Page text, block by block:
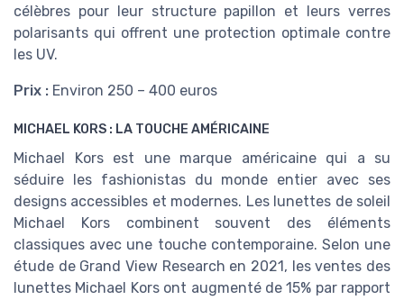
célèbres pour leur structure papillon et leurs verres
polarisants qui offrent une protection optimale contre
les UV.
Prix : Environ 250 – 400 euros
MICHAEL KORS : LA TOUCHE AMÉRICAINE
Michael Kors est une marque américaine qui a su
séduire les fashionistas du monde entier avec ses
designs accessibles et modernes. Les lunettes de soleil
Michael Kors combinent souvent des éléments
classiques avec une touche contemporaine. Selon une
étude de Grand View Research en 2021, les ventes des
lunettes Michael Kors ont augmenté de 15% par rapport